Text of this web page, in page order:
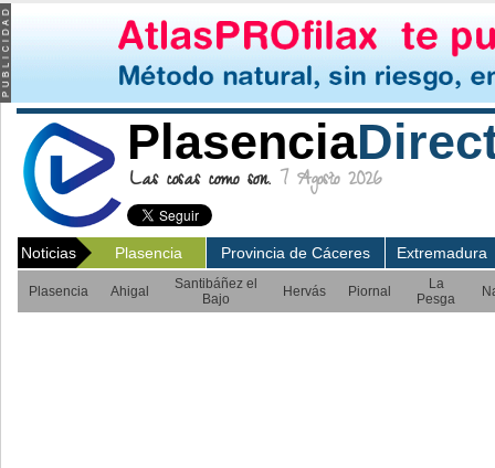
Plasencia
Las cosas como son. 7 Agosto 2026
Noticias Plasencia Provincia de Cáceres Extremadura
Plasencia Ahigal
Santibáñez el
Bajo
Hervás Piornal
La
Pesga